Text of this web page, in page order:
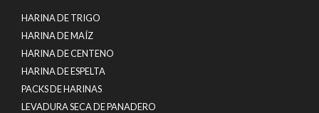
HARINA DE TRIGO
HARINA DE MAÍZ
HARINA DE CENTENO
HARINA DE ESPELTA
PACKS DE HARINAS
LEVADURA SECA DE PANADERO